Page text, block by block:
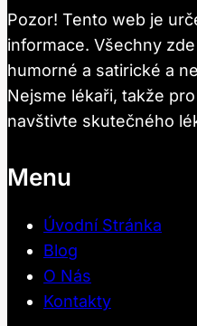
Pozor! Tento web je
informace. Všechny
humorné a satirické a
Nejsme lékaři, takže
navštivte skutečného
Menu
Úvodní Stránka
Blog
O Nás
Kontakty